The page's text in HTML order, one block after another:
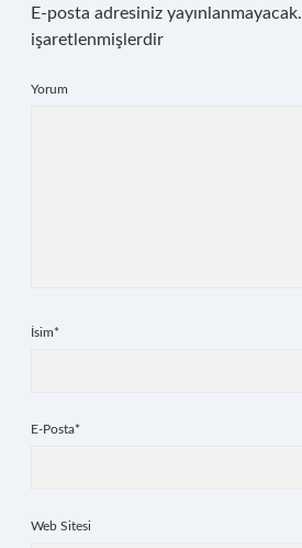
E-posta adresiniz yayınlanmayacak.
işaretlenmişlerdir
Yorum
İsim*
E-Posta*
Web Sitesi